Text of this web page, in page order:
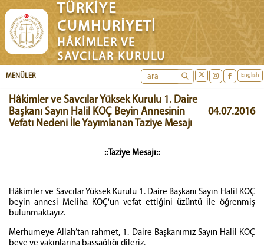
TÜRKİYE
CUMHURİYETİ
HÂKİMLER VE
SAVCILAR KURULU
English
MENÜLER
Hâkimler ve Savcılar Yüksek Kurulu 1. Daire
Başkanı Sayın Halil KOÇ Beyin Annesinin
Vefatı Nedeni İle Yayımlanan Taziye Mesajı
04.07.2016
::Taziye Mesajı::
Hâkimler ve Savcılar Yüksek Kurulu 1. Daire Başkanı Sayın Halil KOÇ
beyin annesi Meliha KOÇ'un vefat ettiğini üzüntü ile öğrenmiş
bulunmaktayız.
Merhumeye Allah’tan rahmet, 1. Daire Başkanımız Sayın Halil KOÇ